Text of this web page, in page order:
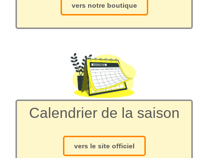
vers notre boutique
Calendrier de la saison
vers le site officiel